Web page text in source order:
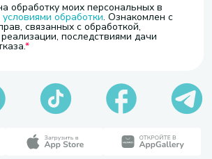
обработку моих персональных в
условиями обработки. Ознакомлен с
связанных с обработкой,
последствиями дачи